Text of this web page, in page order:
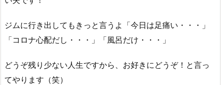
ジムに行き出してもきっと言うよ「今日は足痛い・・・」
「コロナ心配だし・・・」「風呂だけ・・・」
どうぞ残り少ない人生ですから、お好きにどうぞ！と言っ
てやります（笑）